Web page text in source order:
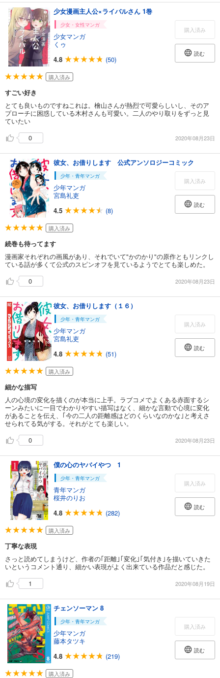
少女漫画主人公×ライバルさん 1巻
少女・女性マンガ
少女マンガ
くゥ
4.8
(50)
購入済み
読む
購入済み
すごい好き
とても良いものですねこれは。檜山さんが熱烈で可愛らしいし、そのア
プローチに困惑している木村さんも可愛い。二人のやり取りをずっと見
ていたい
0
2020年08月23日
彼女、お借りします 公式アンソロジーコミック
少年・青年マンガ
少年マンガ
宮島礼吏
4.5
(8)
購入済み
読む
購入済み
続巻も待ってます
漫画家それぞれの画風があり、それでいて"かのかり"の原作ともリンクし
ている話が多くて公式のスピンオフを見ているようでとても楽しめた。
0
2020年08月23日
彼女、お借りします（１６）
少年・青年マンガ
少年マンガ
宮島礼吏
4.8
(51)
購入済み
読む
購入済み
細かな描写
人の心境の変化を描くのが本当に上手。ラブコメでよくある赤面するシ
ーンみたいに一目でわかりやすい描写はなく、細かな言動で心境に変化
があることを伝え、｢今の二人の距離感はどのくらいなのかな｣と考えさ
せられてる気がする。それがとても楽しい。
0
2020年08月23日
僕の心のヤバイやつ 1
少年・青年マンガ
青年マンガ
桜井のりお
4.8
(282)
購入済み
読む
購入済み
丁寧な表現
さっと読めてしまうけど、作者の｢距離｣｢変化｣｢気付き｣を描いていきた
いというコメント通り、細かい表現がよく出来ている作品だと感じた。
1
2020年08月19日
チェンソーマン 8
少年・青年マンガ
少年マンガ
藤本タツキ
4.8
(219)
購入済み
読む
購入済み